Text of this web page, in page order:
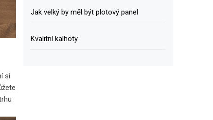
si
Jak velký by měl být plotový panel
Kvalitní kalhoty